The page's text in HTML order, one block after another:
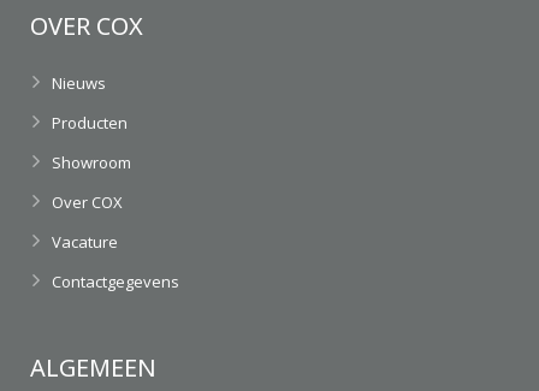
OVER COX
Nieuws
Producten
Showroom
Over COX
Vacature
Contactgegevens
ALGEMEEN